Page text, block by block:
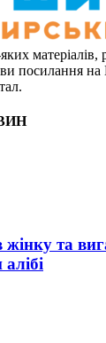
матеріалів,
посилання
жінку та